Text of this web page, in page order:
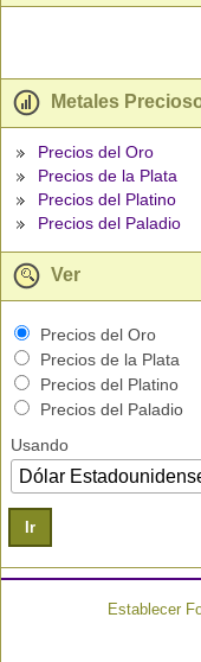
Metales
Precios del Oro
Precios de la Plata
Precios del Platino
Precios del Paladio
Ver
Precios del Oro
Precios de la Plata
Precios del Platino
Precios del Paladio
Usando
Ir
Establecer